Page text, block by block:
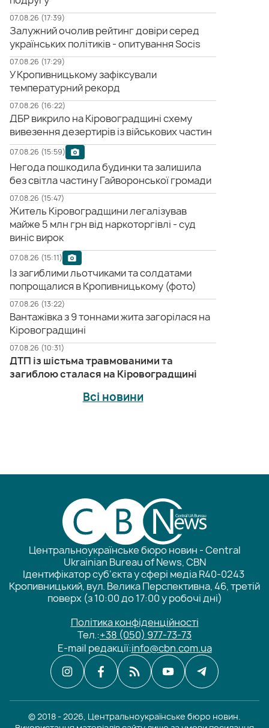
07.08.26 (17:39)
Залужний очолив рейтинг довіри серед
українських політиків - опитування Socis
07.08.26 (17:29)
У Кропивницькому зафіксували
температурний рекорд
07.08.26 (16:22)
ДБР викрило на Кіровоградщині схему
вивезення дезертирів із військових частин
07.08.26 (15:59)
Негода пошкодила будинки та залишила
без світла частину Гайворонської громади
07.08.26 (15:47)
Житель Кіровоградщини легалізував
майже 5 млн грн від наркоторгівлі - суд
виніс вирок
07.08.26 (15:11)
Із загиблими льотчиками та солдатами
попрощалися в Кропивницькому (фото)
07.08.26 (13:22)
Вантажівка з 9 тоннами жита загорілася на
Кіровоградщині
07.08.26 (10:31)
ДТП із шістьма травмованими та
загиблою сталася на Кіровоградщині
Всі новини
Центральноукраїнське бюро новин - Central
Ukrainian Bureau of News, CBN
Ідентифікатор суб'єкта у сфері медіа R40-0243
Кропивницький, вул. Велика Перспективна, 46, третій
поверх (з 10:00 до 17:00 у робочі дні)
Політика конфіденційності
Тел.:+38 (050) 977-73-73
E-mail редакції:info@cbn.com.ua
© 2018 - 2026, Центральноукраїнське бюро новин.